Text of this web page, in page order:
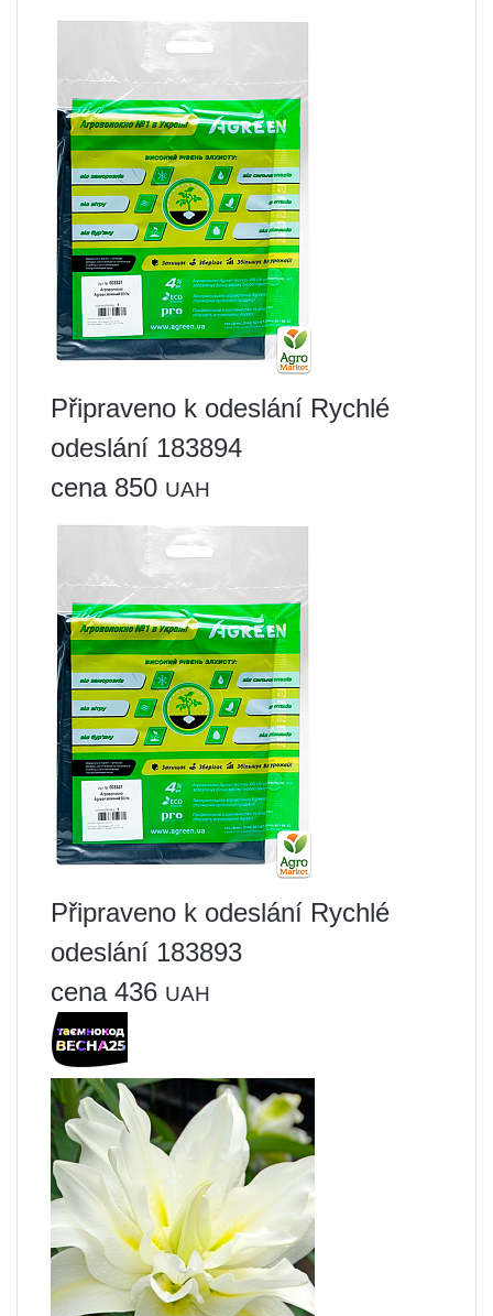
Připraveno k odeslání Rychlé
odeslání 183894
cena 850 UAH
Připraveno k odeslání Rychlé
odeslání 183893
cena 436 UAH